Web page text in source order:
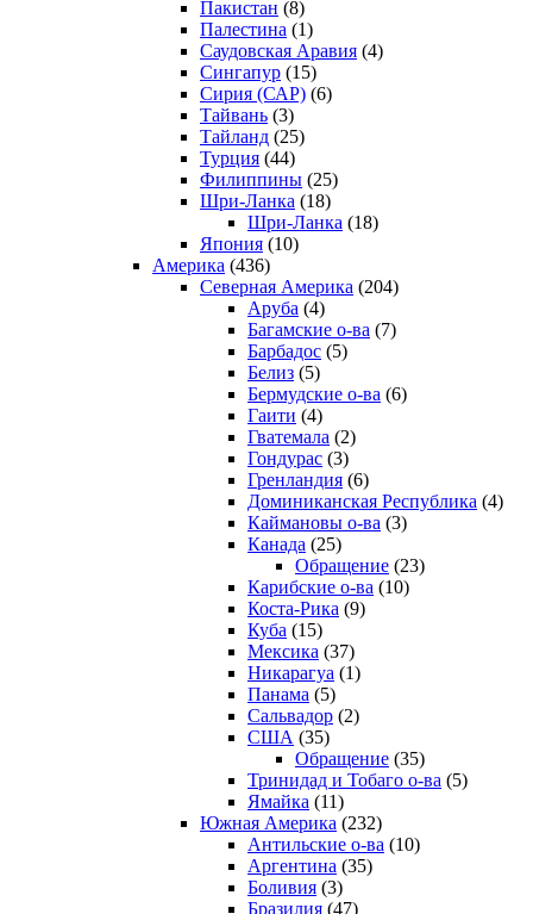
Пакистан (8)
Палестина (1)
Саудовская Аравия (4)
Сингапур (15)
Сирия (САР) (6)
Тайвань (3)
Тайланд (25)
Турция (44)
Филиппины (25)
Шри-Ланка (18)
Шри-Ланка (18)
Япония (10)
Америка (436)
Северная Америка (204)
Аруба (4)
Багамские о-ва (7)
Барбадос (5)
Белиз (5)
Бермудские о-ва (6)
Гаити (4)
Гватемала (2)
Гондурас (3)
Гренландия (6)
Доминиканская Республика (4)
Каймановы о-ва (3)
Канада (25)
Обращение (23)
Карибские о-ва (10)
Коста-Рика (9)
Куба (15)
Мексика (37)
Никарагуа (1)
Панама (5)
Сальвадор (2)
США (35)
Обращение (35)
Тринидад и Тобаго о-ва (5)
Ямайка (11)
Южная Америка (232)
Антильские о-ва (10)
Аргентина (35)
Боливия (3)
Бразилия (47)